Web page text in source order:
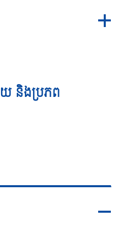
យ និងប្រភព